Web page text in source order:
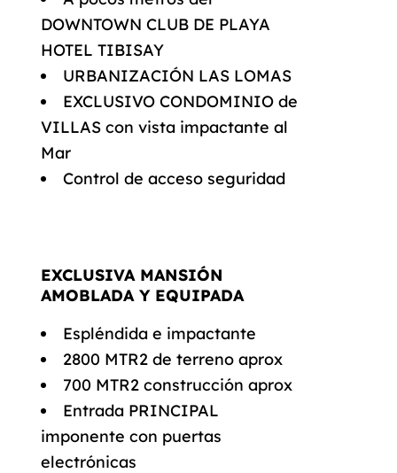
DOWNTOWN CLUB DE PLAYA
HOTEL TIBISAY
URBANIZACIÓN LAS LOMAS
EXCLUSIVO CONDOMINIO de
VILLAS con vista impactante al
Mar
Control de acceso seguridad
EXCLUSIVA MANSIÓN
AMOBLADA Y EQUIPADA
Espléndida e impactante
2800 MTR2 de terreno aprox
700 MTR2 construcción aprox
Entrada PRINCIPAL
imponente con puertas
electrónicas